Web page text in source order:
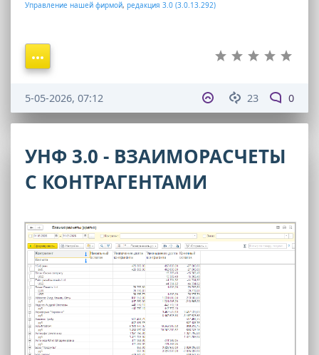
Управление нашей фирмой, редакция 3.0 (3.0.13.292)
23 0
5-05-2026, 07:12
УНФ 3.0 - ВЗАИМОРАСЧЕТЫ
С КОНТРАГЕНТАМИ